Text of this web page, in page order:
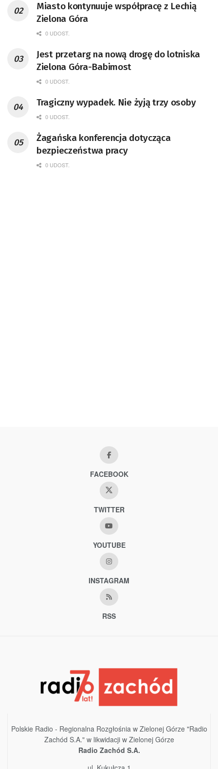
Miasto kontynuuje współpracę z Lechią
Zielona Góra
0 UDOST.
Jest przetarg na nową drogę do lotniska
Zielona Góra-Babimost
0 UDOST.
Tragiczny wypadek. Nie żyją trzy osoby
0 UDOST.
Żagańska konferencja dotycząca
bezpieczeństwa pracy
0 UDOST.
FACEBOOK
TWITTER
YOUTUBE
INSTAGRAM
RSS
Polskie Radio - Regionalna Rozgłośnia w Zielonej Górze "Radio
Zachód S.A." w likwidacji w Zielonej Górze
Radio Zachód S.A.